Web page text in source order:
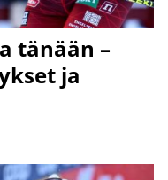
tänään –
ja